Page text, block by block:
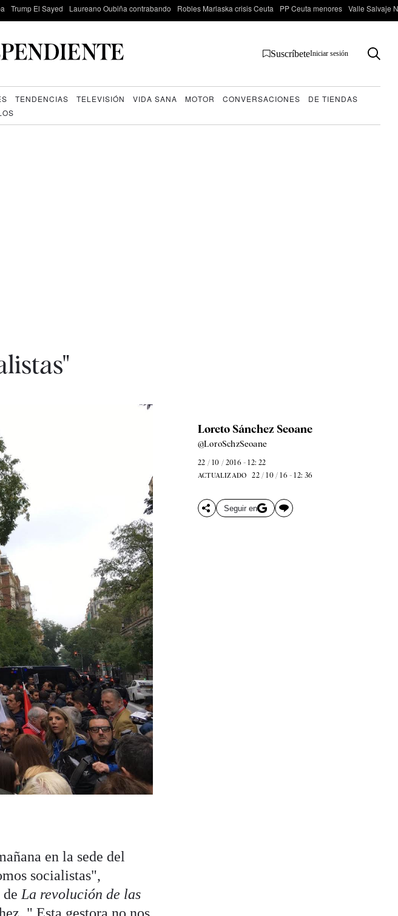
Trump El Sayed Laureano Oubiña contrabando Robles Marlaska crisis Ceuta PP Ceuta menores Valle Salvaje
SuscríbeteIniciar sesión
TENDENCIAS TELEVISIÓN VIDA SANA MOTOR CONVERSACIONES
DE TIENDAS
Loreto Sánchez Seoane
@LoroSchzSeoane
22 / 10 / 2016 - 12: 22
ACTUALIZADO 22 / 10 / 16 - 12: 36
Seguir en
en la sede del
socialistas",
La revolución de las